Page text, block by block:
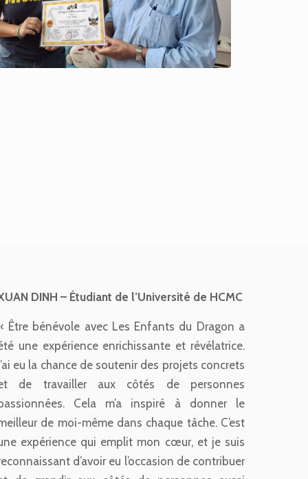
DINH – Étudiant de l’Université de HCMC
Être bénévole avec Les Enfants du Dragon a
une expérience enrichissante et révélatrice.
eu la chance de soutenir des projets concrets
de travailler aux côtés de personnes
Cela m’a inspiré à donner le
de moi-même dans chaque tâche. C’est
expérience qui emplit mon cœur, et je suis
d’avoir eu l’occasion de contribuer